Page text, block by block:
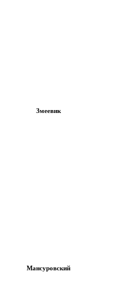
Змеевик
Мансуровский